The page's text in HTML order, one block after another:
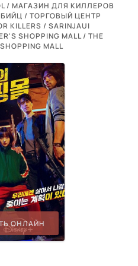
/ МАГАЗИН ДЛЯ КИЛЛЕРОВ
/ ТОРГОВЫЙ ЦЕНТР
KILLERS / SARINJAUI
SHOPPING MALL / THE
MALL
ОНЛАЙН